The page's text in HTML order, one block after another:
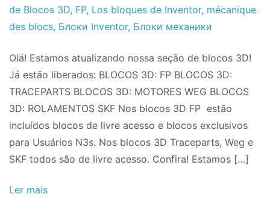
de Blocos 3D, FP, Los bloques de Inventor, mécanique
des blocs, Блоки Inventor, Блоки механики
Olá! Estamos atualizando nossa seção de blocos 3D!
Já estão liberados: BLOCOS 3D: FP BLOCOS 3D:
TRACEPARTS BLOCOS 3D: MOTORES WEG BLOCOS
3D: ROLAMENTOS SKF Nos blocos 3D FP estão
incluídos blocos de livre acesso e blocos exclusivos
para Usuários N3s. Nos blocos 3D Traceparts, Weg e
SKF todos são de livre acesso. Confira! Estamos […]
Ler mais